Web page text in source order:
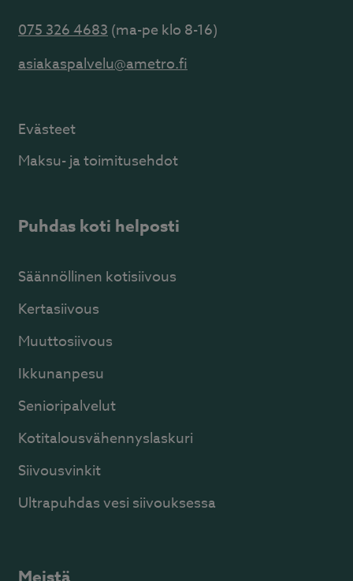
075 326 4683(ma-pe klo 8-16)
asiakaspalvelu@ametro.fi
Evästeet
Maksu- ja toimitusehdot
Puhdas koti helposti
Säännöllinen kotisiivous
Kertasiivous
Muuttosiivous
Ikkunanpesu
Senioripalvelut
Kotitalousvähennyslaskuri
Siivousvinkit
Ultrapuhdas vesi siivouksessa